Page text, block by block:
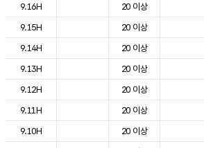
9.16H
20 이상
9.15H
20 이상
9.14H
20 이상
9.13H
20 이상
9.12H
20 이상
9.11H
20 이상
9.10H
20 이상